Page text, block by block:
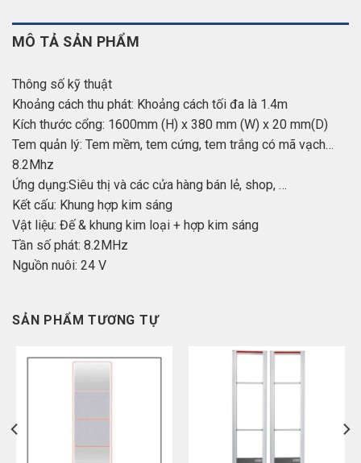
MÔ TẢ SẢN PHẨM
Thông số kỹ thuật
Khoảng cách thu phát: Khoảng cách tối đa là 1.4m
Kích thước cổng: 1600mm (H) x 380 mm (W) x 20 mm(D)
Tem quản lý: Tem mềm, tem cứng, tem trắng có mã vạch…
8.2Mhz
Ứng dụng:Siêu thị và các cửa hàng bán lẻ, shop, …
Kết cấu: Khung hợp kim sáng
Vật liệu: Đế & khung kim loại + hợp kim sáng
Tần số phát: 8.2MHz
Nguồn nuôi: 24 V
SẢN PHẨM TƯƠNG TỰ